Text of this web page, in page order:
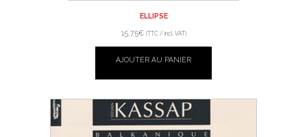
ELLIPSE
15,75€ (TTC / incl. VAT)
AJOUTER AU PANIER